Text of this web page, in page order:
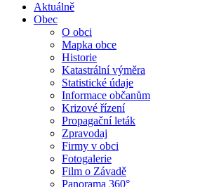
Aktuálně
Obec
O obci
Mapka obce
Historie
Katastrální výměra
Statistické údaje
Informace občanům
Krizové řízení
Propagační leták
Zpravodaj
Firmy v obci
Fotogalerie
Film o Závadě
Panorama 360°